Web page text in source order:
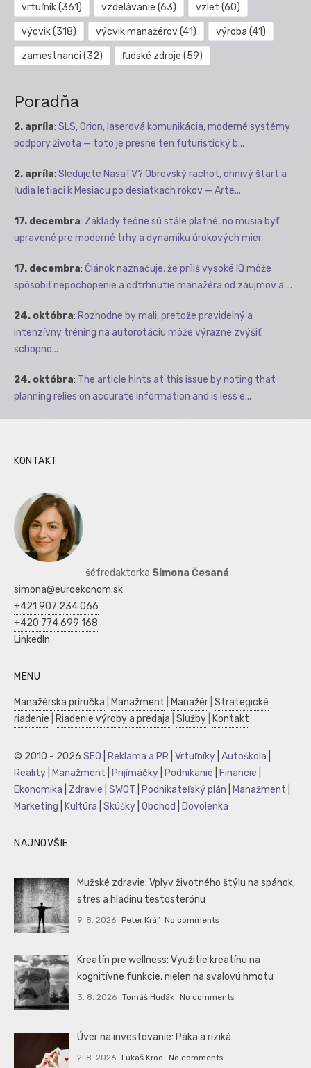
vrtuľník(361) vzdelávanie (63) vzlet (60)
výcvik(318) výcvik manažérov(41) výroba (41)
zamestnanci (32) ľudské zdroje (59)
Poradňa
2. apríla: SLS, Orion, laserová komunikácia, moderné systémy
podpory života — toto je presne ten futuristický b...
2. apríla: Sledujete NasaTV? Obrovský rachot, ohnivý štart a
ľudia letiaci k Mesiacu po desiatkach rokov — Arte...
17. decembra: Základy teórie sú stále platné, no musia byť
upravené pre moderné trhy a dynamiku úrokových mier.
17. decembra: Článok naznačuje, že príliš vysoké IQ môže
spôsobiť nepochopenie a odtrhnutie manažéra od záujmov a ...
24. októbra: Rozhodne by mali, pretože pravidelný a
intenzívny tréning na autorotáciu môže výrazne zvýšiť
schopno...
24. októbra: The article hints at this issue by noting that
planning relies on accurate information and is less e...
KONTAKT
šéfredaktorka Simona Česaná
simona@euroekonom.sk
+421 907 234 066
+420 774 699 168
LinkedIn
MENU
Manažérska príručka Manažment Manažér Strategické
riadenie
Riadenie výroby a predaja Služby Kontakt
© 2010 - 2026 SEO Reklama a PR Vrtuľníky Autoškola
Reality
Manažment Prijímáčky Podnikanie Financie
Ekonomika
Zdravie SWOT Podnikateľský plán Manažment
Marketing
Kultúra Skúšky Obchod Dovolenka
NAJNOVŠIE
Mužské zdravie: Vplyv životného štýlu na spánok,
stres a hladinu testosterónu
9. 8. 2026 Peter Kráľ No comments
Kreatín pre wellness: Využitie kreatínu na
kognitívne funkcie, nielen na svalovú hmotu
3. 8. 2026 Tomáš Hudák No comments
Úver na investovanie: Páka a riziká
2. 8. 2026 Lukáš Kroc No comments